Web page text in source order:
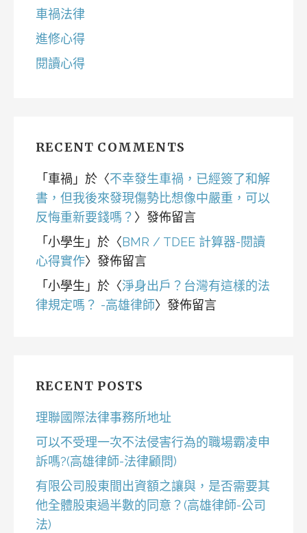
車禍法律
進修心得
閱讀心得
RECENT COMMENTS
「 車禍 」於〈不幸發生車禍，已經簽了和解
書，但我後來發現傷勢比想像中嚴重，可以
反悔重新要錢嗎？ 〉發佈留言
「 小學生 」於〈BMR / TDEE 計算器-閱讀
心得實作〉發佈留言
「 小學生 」於〈淨身出戶？台灣有這樣的法
律規定嗎？ -高雄律師〉發佈留言
RECENT POSTS
理聯國際法律事務所地址
可以不受理一次不法侵害行為的職場霸凌申
訴嗎?(高雄律師-法律顧問)
有限公司股東間出資額之讓與，是否需要其
他全體股東過半數的同意？(高雄律師-公司
法)